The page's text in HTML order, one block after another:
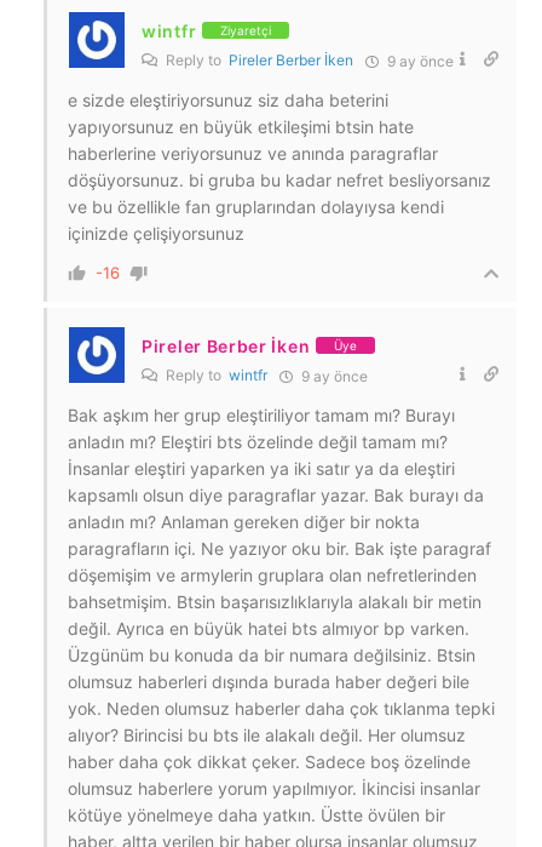
wintfr Ziyaretçi
Reply to Pireler Berber İken 9 ay önce
e sizde eleştiriyorsunuz siz daha beterini
yapıyorsunuz en büyük etkileşimi btsin hate
haberlerine veriyorsunuz ve anında paragraflar
döşüyorsunuz. bi gruba bu kadar nefret besliyorsanız
ve bu özellikle fan gruplarından dolayıysa kendi
içinizde çelişiyorsunuz
-16
Pireler Berber İken Üye
Reply to wintfr 9 ay önce
Bak aşkım her grup eleştiriliyor tamam mı? Burayı
anladın mı? Eleştiri bts özelinde değil tamam mı?
İnsanlar eleştiri yaparken ya iki satır ya da eleştiri
kapsamlı olsun diye paragraflar yazar. Bak burayı da
anladın mı? Anlaman gereken diğer bir nokta
paragrafların içi. Ne yazıyor oku bir. Bak işte paragraf
döşemişim ve armylerin gruplara olan nefretlerinden
bahsetmişim. Btsin başarısızlıklarıyla alakalı bir metin
değil. Ayrıca en büyük hatei bts almıyor bp varken.
Üzgünüm bu konuda da bir numara değilsiniz. Btsin
olumsuz haberleri dışında burada haber değeri bile
yok. Neden olumsuz haberler daha çok tıklanma tepki
alıyor? Birincisi bu bts ile alakalı değil. Her olumsuz
haber daha çok dikkat çeker. Sadece boş özelinde
olumsuz haberlere yorum yapılmıyor. İkincisi insanlar
kötüye yönelmeye daha yatkın. Üstte övülen bir
haber, altta yerilen bir haber olursa insanlar olumsuz